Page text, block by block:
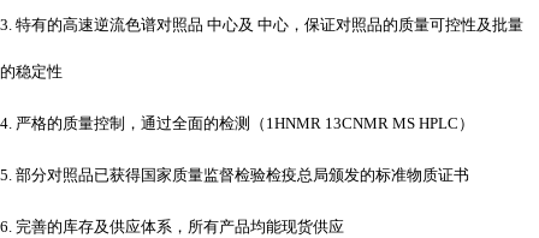
3. 特有的高速逆流色谱对照品 中心及 中心，保证对照品的质量可控性及批量
的稳定性
4. 严格的质量控制，通过全面的检测（1HNMR 13CNMR MS HPLC）
5. 部分对照品已获得国家质量监督检验检疫总局颁发的标准物质证书
6. 完善的库存及供应体系，所有产品均能现货供应